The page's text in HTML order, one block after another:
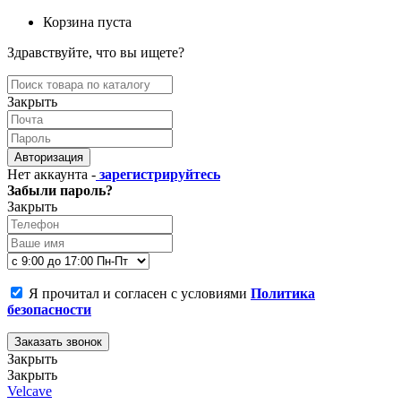
Корзина пуста
Здравствуйте, что вы ищете?
Закрыть
Авторизация
Нет аккаунта - зарегистрируйтесь
Забыли пароль?
Закрыть
Я прочитал и согласен с условиями Политика
безопасности
Заказать звонок
Закрыть
Закрыть
Velcave